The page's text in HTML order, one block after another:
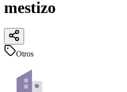
mestizo
Otros